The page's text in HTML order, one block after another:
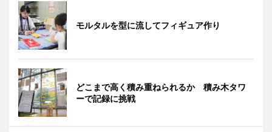
モルタルを型に流してフィギュア作り
どこまで高く積み重ねられるか 積み木タワ
ーで記録に挑戦